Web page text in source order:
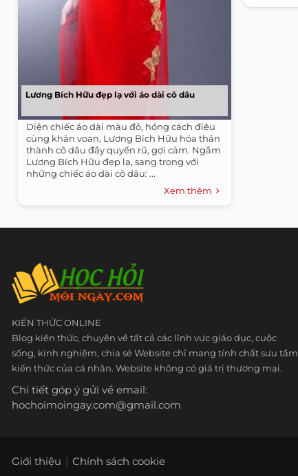
Lương Bích Hữu đẹp lạ với áo dài cô dâu
Diện chiếc áo dài màu đỏ, hồng cách điệu
cùng khăn voan, Lương Bích Hữu hóa thân
thành cô dâu đầy quyến rũ, gợi cảm. Ngắm
Lương Bích Hữu đẹp lạ, sang trọng với
những chiếc áo dài cô dâu: ...
Xem thêm
KIẾN THỨC ONLINE
Blog kiến thức, chuyên về tất cả các lĩnh vực giáo dục, cuộc
sống, kinh nghiệm, chia sẻ Website chỉ mang tính chất sưu tầm
kiến thức của cá nhân. Website không có giá trị thương mại.
Chi tiết góp ý gửi về email:
hochoimoingay.com@gmail.com
Giới thiệu Chính sách cookie